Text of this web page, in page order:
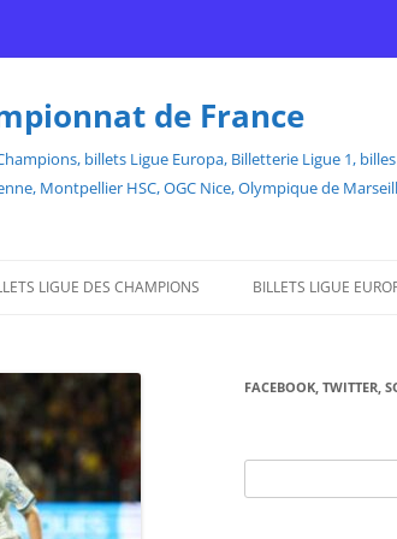
de France
billets Ligue Europa, Billetterie Ligue 1,
Montpellier HSC, OGC Nice, Olympique de
LIGUE DES CHAMPIONS BILLETS LIGUE
FACEBOOK, TWITTER,
for: